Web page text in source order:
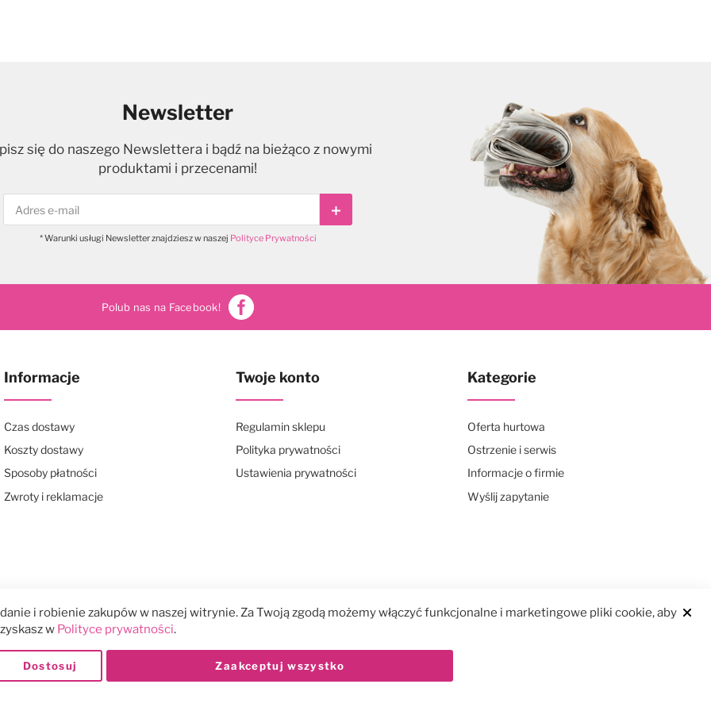
Newsletter
się do naszego Newslettera i bądź na bieżąco z nowymi
produktami i przecenami!
Subskrybuj
* Warunki usługi Newsletter znajdziesz w naszej Polityce Prywatności
Polub nas na Facebook!
Informacje
Czas dostawy
Koszty dostawy
Sposoby płatności
Zwroty i reklamacje
Twoje konto
Regulamin sklepu
Polityka prywatności
Ustawienia prywatności
Kategorie
Oferta hurtowa
Ostrzenie i serwis
Informacje o firmie
Wyślij zapytanie
Płatności:
i robienie zakupów w naszej witrynie. Za Twoją zgodą możemy włączyć funkcjonalne i marketingowe pliki cookie, aby
w Polityce prywatności.
Zaakceptuj wszystko
Dostosuj